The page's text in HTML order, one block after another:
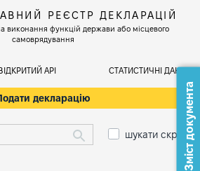
РЕЄСТР ДЕКЛАРАЦІЙ
виконання функцій держави або місцевого
самоврядування
АРІ СТАТИСТИЧНІ ДАНІ
декларацію
шукати скрізьЗміст документа